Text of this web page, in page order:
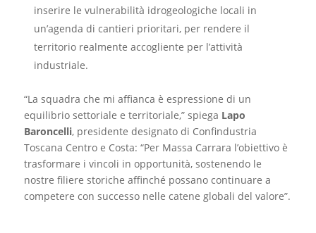
inserire le vulnerabilità idrogeologiche locali in
un’agenda di cantieri prioritari, per rendere il
territorio realmente accogliente per l’attività
industriale.
“La squadra che mi affianca è espressione di un
equilibrio settoriale e territoriale,” spiega Lapo
Baroncelli, presidente designato di Confindustria
Toscana Centro e Costa: “Per Massa Carrara l’obiettivo è
trasformare i vincoli in opportunità, sostenendo le
nostre filiere storiche affinché possano continuare a
competere con successo nelle catene globali del valore”.